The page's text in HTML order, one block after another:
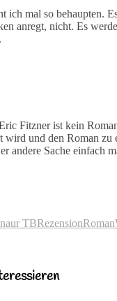
ich mal so behaupten.
anregt, nicht. Es
Fitzner ist kein
wird und den Roman
andere Sache einfach
TBRezensionRoman